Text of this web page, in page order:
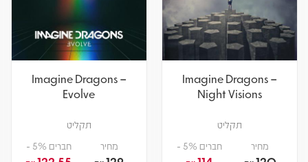
Imagine Dragons –
Night Visions
תקליט
מחיר חברים 5% -
Imagine Dragons –
Evolve
תקליט
מחיר חברים 5% -